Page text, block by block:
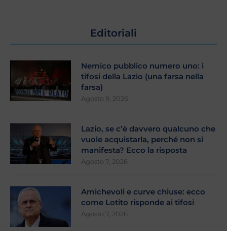
Editoriali
Nemico pubblico numero uno: i
tifosi della Lazio (una farsa nella
farsa)
Agosto 9, 2026
Lazio, se c’è davvero qualcuno che
vuole acquistarla, perché non si
manifesta? Ecco la risposta
Agosto 7, 2026
Amichevoli e curve chiuse: ecco
come Lotito risponde ai tifosi
Agosto 7, 2026